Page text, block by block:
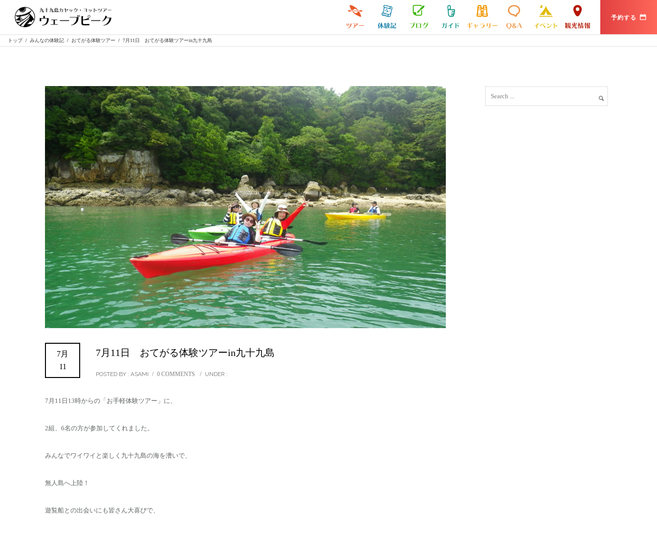
トップ / みんなの体験記 / おてがる体験ツアー / 7月11日 おてがる体験ツアーin九十九島
7月
11
7月11日 おてがる体験ツアーin九十九島
POSTED BY : ASAMI / 0 COMMENTS / UNDER :
7月11日13時からの「お手軽体験ツアー」に、
2組、6名の方が参加してくれました。
みんなでワイワイと楽しく九十九島の海を漕いで、
無人島へ上陸！
遊覧船との出会いにも皆さん大喜びで、